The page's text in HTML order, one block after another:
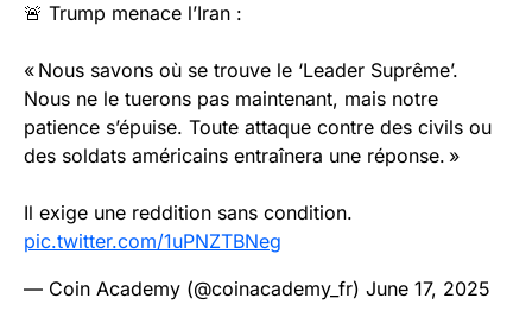
🚨 Trump menace l’Iran :
« Nous savons où se trouve le ‘Leader Suprême’.
Nous ne le tuerons pas maintenant, mais notre
patience s’épuise. Toute attaque contre des civils ou
des soldats américains entraînera une réponse. »
Il exige une reddition sans condition.
pic.twitter.com/1uPNZTBNeg
— Coin Academy (@coinacademy_fr) June 17, 2025